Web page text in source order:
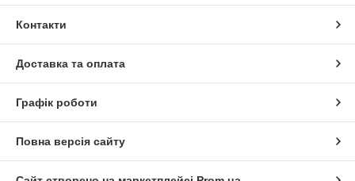
Контакти
Доставка та оплата
Графік роботи
Повна версія сайту